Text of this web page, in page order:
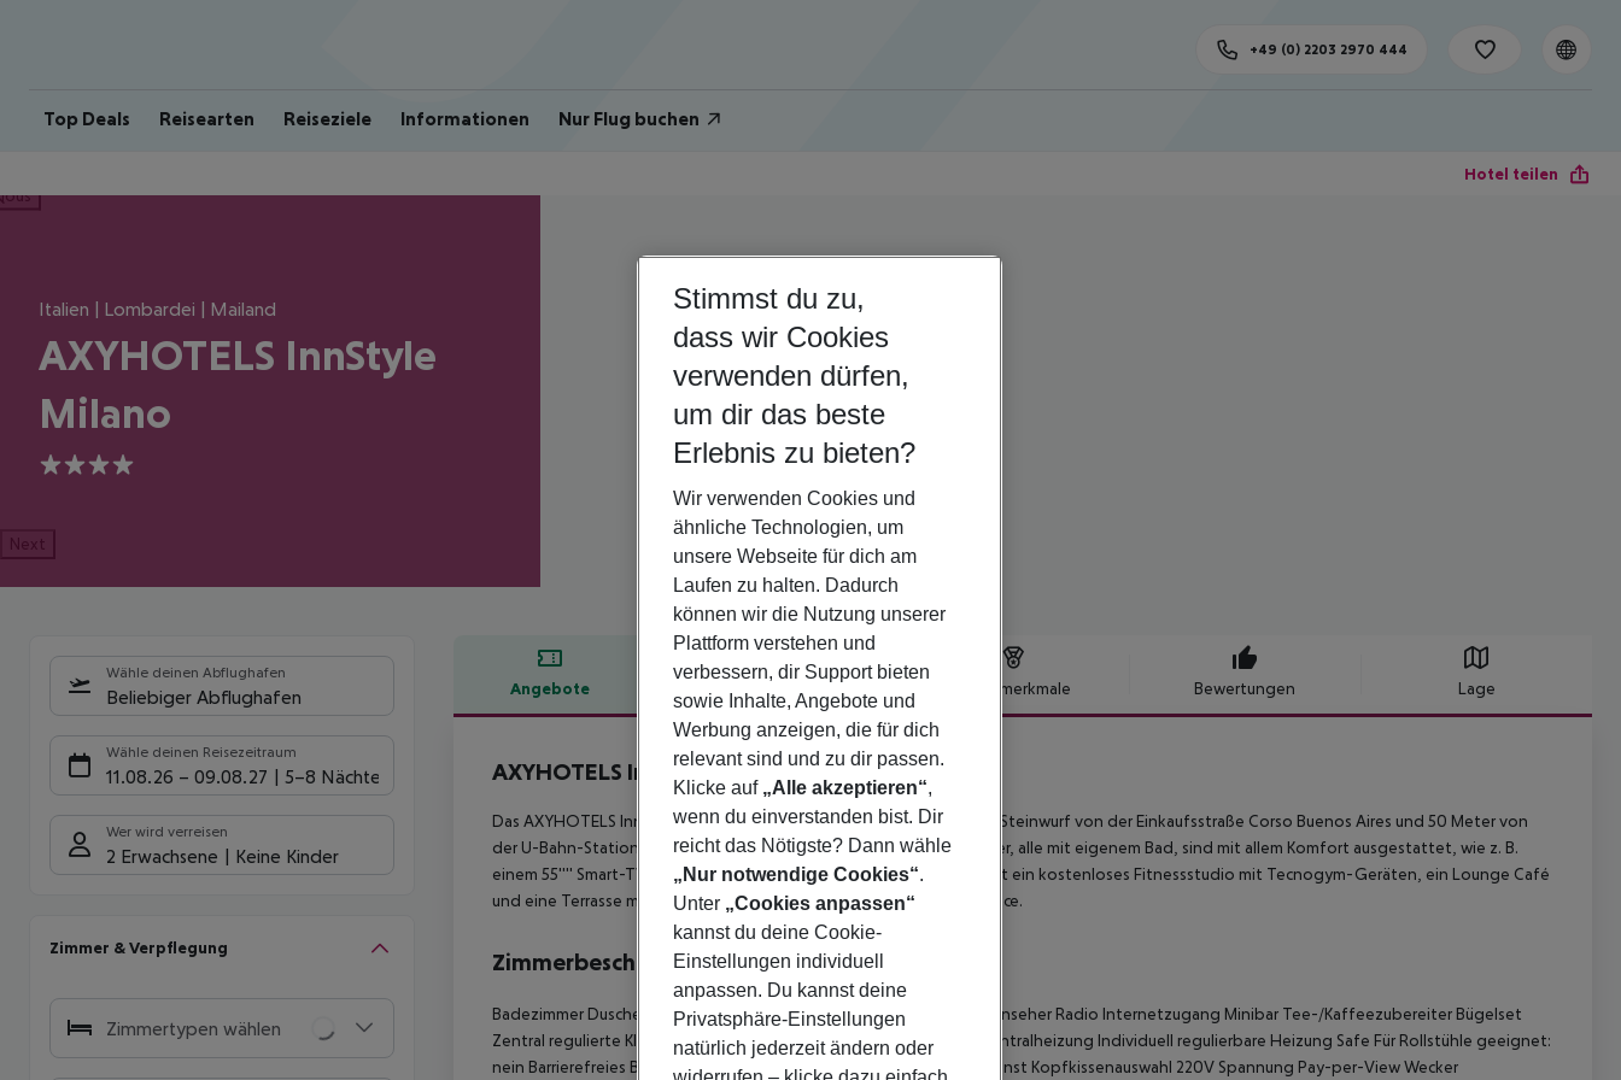
Top Deals Reisearten Reiseziele Informationen Nur Flug buchen
+49 (0) 2203 2970 444
Hotel teilen
Italien | Lombardei | Mailand
AXYHOTELS InnStyle
Milano
4
Next
Wähle deinen Abflughafen
Beliebiger Abflughafen
Wähle deinen Reisezeitraum
11.08.26 – 09.08.27 5-8 Nächte
Wer wird verreisen
2 Erwachsene Keine Kinder
Zimmer & Verpflegung
Zimmertypen wählen
Angebote Hotelbeschreibung Hotelmerkmale Bewertungen Lage
Hotelbeschreibung
AXYHOTELS InnStyle Milano
4
Das AXYHOTELS InnStyle Milano ist ein neues 4**** Hotel, nur einen Steinwurf von der Einkaufsstraße Corso Buenos Aires und 50 Meter von
der U-Bahn-Station M1 Porta Venezia entfernt. Die modernen Zimmer, alle mit eigenem Bad, sind mit allem Komfort ausgestattet, wie z. B.
einem 55'''' Smart-TV, superschnellem WLAN, Safe und Minibar. Es gibt ein kostenloses Fitnessstudio mit Tecnogym-Geräten, ein Lounge Café
und eine Terrasse mit einer Honesty-Bar sowie einen Coworking-Space.
Zimmerbeschreibung
Badezimmer Dusche BadewanneHaartrocknerDirektwahltelefon Fernseher Radio Internetzugang Minibar Tee-/Kaffeezubereiter Bügelset
Zentral regulierte KlimaanlageIndividuell regulierbare Klimaanlage Zentralheizung Individuell regulierbare Heizung Safe Für Rollstühle geeignet:
nein Barrierefreies Badezimmer: nein WLAN-Internetzugang Weckdienst Kopfkissenauswahl 220V Spannung Pay-per-ViewWecker
Stimmst du zu,
dass wir Cookies
verwenden dürfen,
um dir das beste
Erlebnis zu bieten?
Wir verwenden Cookies und
ähnliche Technologien, um
unsere Webseite für dich am
Laufen zu halten. Dadurch
können wir die Nutzung unserer
Plattform verstehen und
verbessern, dir Support bieten
sowie Inhalte, Angebote und
Werbung anzeigen, die für dich
relevant sind und zu dir passen.
Klicke auf „Alle akzeptieren“,
wenn du einverstanden bist. Dir
reicht das Nötigste? Dann wähle
„Nur notwendige Cookies“.
Unter „Cookies anpassen“
kannst du deine Cookie-
Einstellungen individuell
anpassen. Du kannst deine
Privatsphäre-Einstellungen
natürlich jederzeit ändern oder